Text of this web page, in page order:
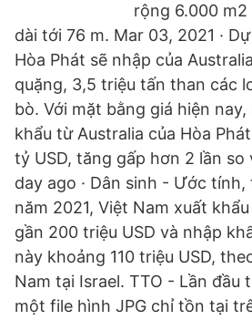
rộng 6.000
dài tới 76 m. Mar 03, 2021 ·
Hòa Phát sẽ nhập của
quặng, 3,5 triệu tấn than các
bò. Với mặt bằng giá hiện
khẩu từ Australia của Hòa
tỷ USD, tăng gấp hơn 2 lần so
day ago · Dân sinh - Ước
năm 2021, Việt Nam xuất
gần 200 triệu USD và nhập
này khoảng 110 triệu USD,
Nam tại Israel. TTO - Lần đầu
một file hình JPG chỉ tồn tại